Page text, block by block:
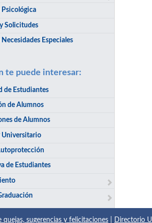
Solicitudes
Especiales
te puede interesar:
de Estudiantes
de Alumnos
de Alumnos
Universitario
de Estudiantes
quejas, sugerencias y felicitaciones Directorio